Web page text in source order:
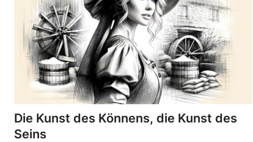
Die Kunst des Könnens, die Kunst des
Seins